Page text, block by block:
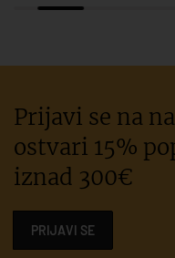
Prijavi se na
ostvari 15%
iznad 300€
PRIJAVI SE